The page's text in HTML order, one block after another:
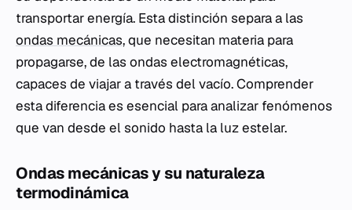
transportar energía. Esta distinción separa a las
ondas mecánicas, que necesitan materia para
propagarse, de las ondas electromagnéticas,
capaces de viajar a través del vacío. Comprender
esta diferencia es esencial para analizar fenómenos
que van desde el sonido hasta la luz estelar.
Ondas mecánicas y su naturaleza
termodinámica